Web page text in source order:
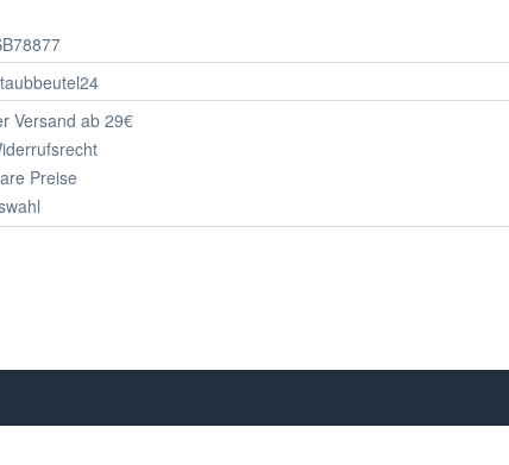
Versand ab 29€
Preise